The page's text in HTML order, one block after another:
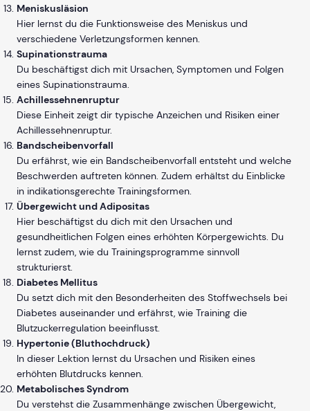
Meniskusläsion
Hier lernst du die Funktionsweise des Meniskus und
verschiedene Verletzungsformen kennen.
Supinationstrauma
Du beschäftigst dich mit Ursachen, Symptomen und Folgen
eines Supinationstrauma.
Achillessehnenruptur
Diese Einheit zeigt dir typische Anzeichen und Risiken einer
Achillessehnenruptur.
Bandscheibenvorfall
Du erfährst, wie ein Bandscheibenvorfall entsteht und welche
Beschwerden auftreten können. Zudem erhältst du Einblicke
in indikationsgerechte Trainingsformen.
Übergewicht und Adipositas
Hier beschäftigst du dich mit den Ursachen und
gesundheitlichen Folgen eines erhöhten Körpergewichts. Du
lernst zudem, wie du Trainingsprogramme sinnvoll
strukturierst.
Diabetes Mellitus
Du setzt dich mit den Besonderheiten des Stoffwechsels bei
Diabetes auseinander und erfährst, wie Training die
Blutzuckerregulation beeinflusst.
Hypertonie (Bluthochdruck)
In dieser Lektion lernst du Ursachen und Risiken eines
erhöhten Blutdrucks kennen.
Metabolisches Syndrom
Du verstehst die Zusammenhänge zwischen Übergewicht,